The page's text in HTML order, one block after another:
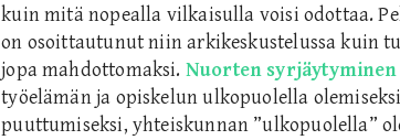
kuin mitä nopealla vilkaisulla voisi odottaa.
on osoittautunut niin arkikeskustelussa kuin
jopa mahdottomaksi. Nuorten syrjäytyminen
työelämän ja opiskelun ulkopuolella
puuttumiseksi, yhteiskunnan ”ulkopuolella”